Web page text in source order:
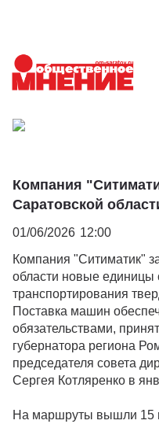
Компания
Саратовской
01/06/2026 12:00
Компания "Ситиматик"
области новые единицы
транспортирования
Поставка машин
обязательствами,
губернатора региона
председателя совета
Сергея Котляренко в
На маршруты вышли 15